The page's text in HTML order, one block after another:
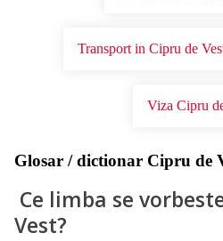
Transport in Cipru de
Viza Cipru
Glosar / dictionar Cipru de
Ce limba se
Vest?